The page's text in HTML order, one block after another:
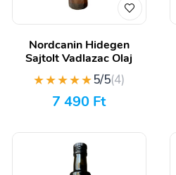
Nordcanin Hidegen
Sajtolt Vadlazac Olaj
★★★★★5/5(4)
7 490 Ft